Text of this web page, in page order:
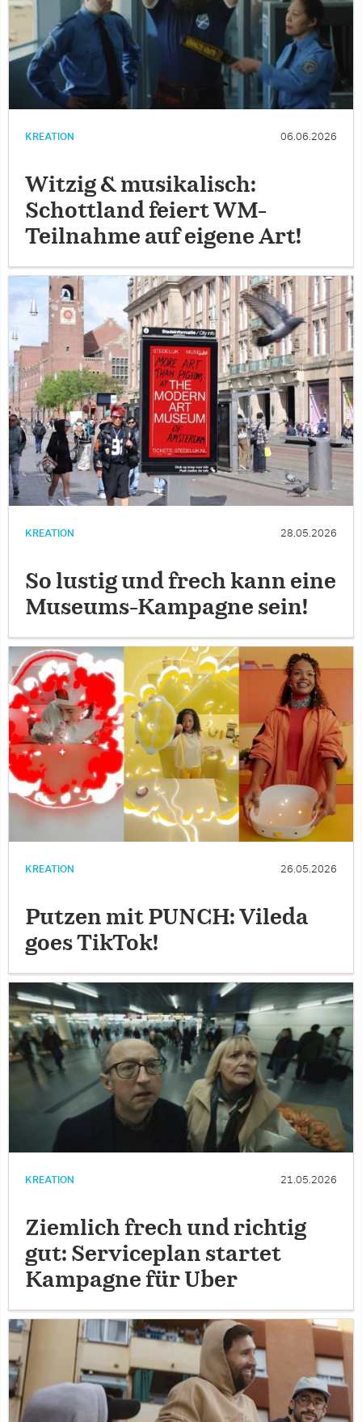
KREATION 06.06.2026
Witzig & musikalisch:
Schottland feiert WM-
Teilnahme auf eigene Art!
KREATION 28.05.2026
So lustig und frech kann eine
Museums-Kampagne sein!
KREATION 26.05.2026
Putzen mit PUNCH: Vileda
goes TikTok!
KREATION 21.05.2026
Ziemlich frech und richtig
gut: Serviceplan startet
Kampagne für Uber